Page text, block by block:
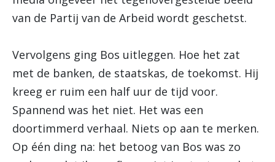
van de Partij van de Arbeid wordt geschetst.
Vervolgens ging Bos uitleggen. Hoe het zat
met de banken, de staatskas, de toekomst. Hij
kreeg er ruim een half uur de tijd voor.
Spannend was het niet. Het was een
doortimmerd verhaal. Niets op aan te merken.
Op één ding na: het betoog van Bos was zo